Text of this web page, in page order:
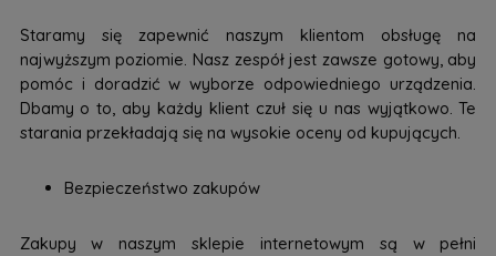
Staramy się zapewnić naszym klientom obsługę na
najwyższym poziomie. Nasz zespół jest zawsze gotowy, aby
pomóc i doradzić w wyborze odpowiedniego urządzenia.
Dbamy o to, aby każdy klient czuł się u nas wyjątkowo. Te
starania przekładają się na wysokie oceny od kupujących.
Bezpieczeństwo zakupów
Zakupy w naszym sklepie internetowym są w pełni